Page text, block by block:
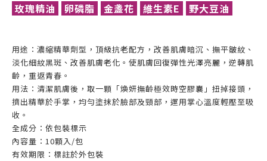
玫瑰精油 卵磷脂 金盞花 維生素E 野大豆油
用途：濃縮精華劑型，頂級抗老配方，改善肌膚暗沉、撫平皺紋、
淡化細紋黑斑、改善肌膚老化。使肌膚回復彈性光澤亮麗，逆轉肌
齡，重返青春。
用法：清潔肌膚後，取一顆「煥妍撫齡極效時空膠囊」扭掉接頭，
擠出精華於手掌，均勻塗抹於臉部及頸部，運用掌心溫度輕壓至吸
收。
全成分：依包裝標示
內容量：10顆入/包
有效期限：標註於外包裝